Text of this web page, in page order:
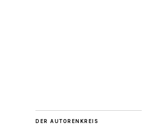
DER AUTORENKREIS